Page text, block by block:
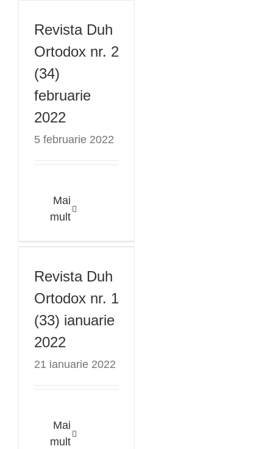
2022
Revista Duh
Ortodox nr. 2
(34)
februarie
2022
5 februarie 2022
Mai
mult
Revista Duh
2022
Revista Duh
Ortodox nr. 1
(33) ianuarie
2022
21 ianuarie 2022
Mai
mult
Revista Duh